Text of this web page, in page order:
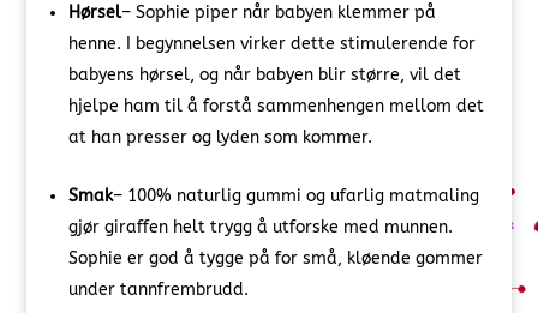
Hørsel– Sophie piper når babyen klemmer på
henne. I begynnelsen virker dette stimulerende for
babyens hørsel, og når babyen blir større, vil det
hjelpe ham til å forstå sammenhengen mellom det
at han presser og lyden som kommer.
Smak– 100% naturlig gummi og ufarlig matmaling
gjør giraffen helt trygg å utforske med munnen.
Sophie er god å tygge på for små, kløende gommer
under tannfrembrudd.